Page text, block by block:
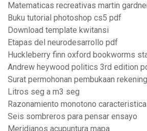
Matematicas recreativas martin
Buku tutorial photoshop cs5 pdf
Download template kwitansi
Etapas del neurodesarrollo pdf
Huckleberry finn oxford bookworms
Andrew heywood politics 3rd edition
Surat permohonan pembukaan rekening
Litros seg a m3 seg
Razonamiento monotono
Seis sombreros para pensar ensayo
Meridianos acupuntura mapa